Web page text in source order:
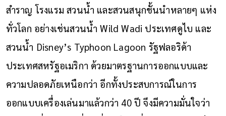
สำราญ โรงแรม สวนน้ำ และสวนสนุกชั้นนำหลายๆ แห่ง
ทั่วโลก อย่างเช่นสวนน้ำ Wild Wadi ประเทศดูไบ และ
สวนน้ำ Disney’s Typhoon Lagoon รัฐฟลอริด้า
ประเทศสหรัฐอเมริกา ด้วยมาตรฐานการออกแบบและ
ความปลอดภัยเหนือกว่า อีกทั้งประสบการณ์ในการ
ออกแบบเครื่องเล่นมาแล้วกว่า 40 ปี จึงมีความมั่นใจว่า